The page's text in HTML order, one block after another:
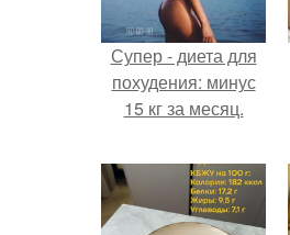
Супер - диета для
похудения: минус
15 кг за месяц.